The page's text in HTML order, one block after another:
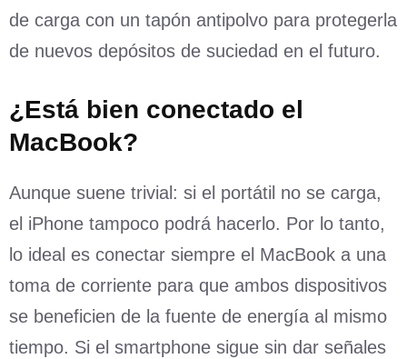
de carga con un tapón antipolvo para protegerla
de nuevos depósitos de suciedad en el futuro.
¿Está bien conectado el
MacBook?
Aunque suene trivial: si el portátil no se carga,
el iPhone tampoco podrá hacerlo. Por lo tanto,
lo ideal es conectar siempre el MacBook a una
toma de corriente para que ambos dispositivos
se beneficien de la fuente de energía al mismo
tiempo. Si el smartphone sigue sin dar señales